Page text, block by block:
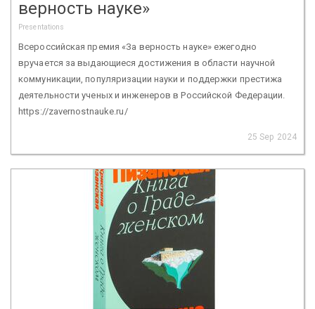
верность науке»
Presentations
Всероссийская премия «За верность науке» ежегодно
вручается за выдающиеся достижения в области научной
коммуникации, популяризации науки и поддержки престижа
деятельности ученых и инженеров в Российской Федерации.
https://zavernostnauke.ru/
25 Sep 2024